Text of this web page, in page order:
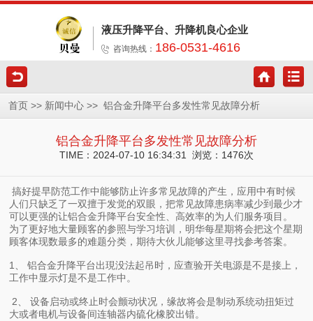
液压升降平台、升降机良心企业
咨询热线： 186-0531-4616
首页 >> 新闻中心 >> 铝合金升降平台多发性常见故障分析
铝合金升降平台多发性常见故障分析
TIME：2024-07-10 16:34:31 浏览：1476次
搞好提早防范工作中能够防止许多常见故障的产生，应用中有时候
人们只缺乏了一双擅于发觉的双眼，把常见故障患病率减少到最少才
可以更强的让铝合金升降平台安全性、高效率的为人们服务项目。
为了更好地大量顾客的参照与学习培训，明华每星期将会把这个星期
顾客体现数最多的难题分类，期待大伙儿能够这里寻找参考答案。
1、 铝合金升降平台出現没法起吊时，应查验开关电源是不是接上，
工作中显示灯是不是工作中。
2、 设备启动或终止时会颤动状况，缘故将会是制动系统动扭矩过
大或者电机与设备间连轴器内硫化橡胶出错。